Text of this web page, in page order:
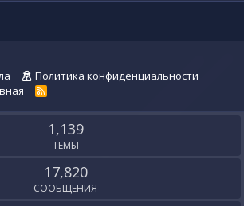
Политика конфиденциальности
R
S
1,139
ТЕМЫ
17,820
СООБЩЕНИЯ